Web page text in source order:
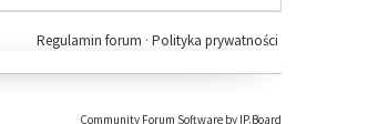
Polityka prywatności
Regulamin forum ·
Community Forum Software by IP.Board